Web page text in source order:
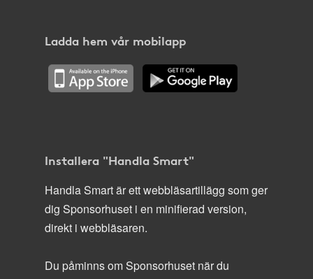
Ladda hem vår mobilapp
Installera "Handla Smart"
Handla Smart är ett webbläsartillägg som ger
dig Sponsorhuset i en minifierad version,
direkt i webbläsaren.
Du påminns om Sponsorhuset när du